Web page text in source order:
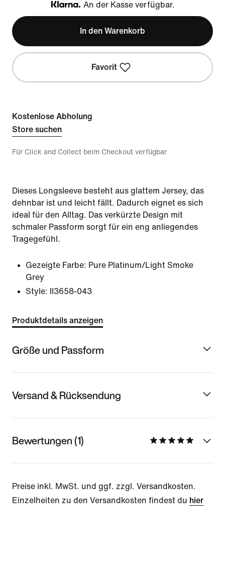
Klarna
An der Kasse verfügbar.
In den Warenkorb
Favorit
Kostenlose Abholung
Store suchen
Für Click and Collect beim Checkout verfügbar
Dieses Longsleeve besteht aus glattem Jersey, das
dehnbar ist und leicht fällt. Dadurch eignet es sich
ideal für den Alltag. Das verkürzte Design mit
schmaler Passform sorgt für ein eng anliegendes
Tragegefühl.
Gezeigte Farbe: Pure Platinum/Light Smoke
Grey
Style:
II3658-043
Produktdetails anzeigen
Größe und Passform
Versand & Rücksendung
Bewertungen (1)
Preise inkl. MwSt. und ggf. zzgl. Versandkosten.
Einzelheiten zu den Versandkosten findest du hier